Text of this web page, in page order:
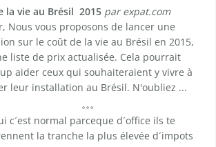
la vie au Brésil  2015 par expat.com
Nous vous proposons de lancer une
sur le coût de la vie au Brésil en 2015,
liste de prix actualisée. Cela pourrait
aider ceux qui souhaiteraient y vivre à
leur installation au Brésil. N'oubliez ...
c´est normal parceque d´office ils te
la tranche la plus élevée d´impots